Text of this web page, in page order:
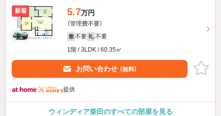
新着 5.7万円
（管理費不要）
敷 不要 礼 不要
1階 / 3LDK / 60.35㎡
お問い合わせ （無料）
提供
ウィンディア柴田のすべての部屋を見る